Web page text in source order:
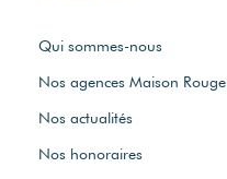
Qui sommes-nous
Nos agences Maison Rouge
Nos actualités
Nos honoraires